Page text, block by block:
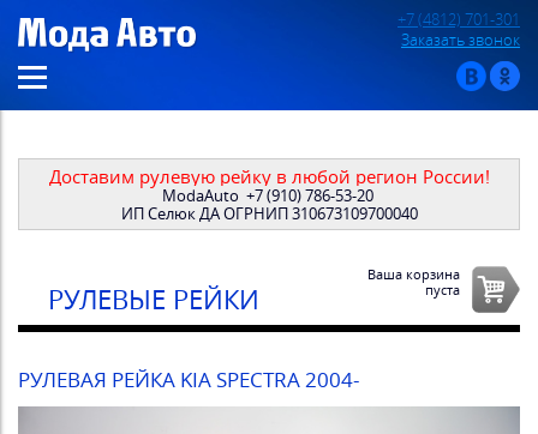
+7 (4812) 701-301
Заказать звонок
Доставим рулевую рейку в любой регион России!
ModaAuto +7 (910) 786-53-20
ИП Селюк ДА ОГРНИП 310673109700040
РУЛЕВЫЕ РЕЙКИ
Ваша корзина
пуста
РУЛЕВАЯ РЕЙКА KIA SPECTRA 2004-